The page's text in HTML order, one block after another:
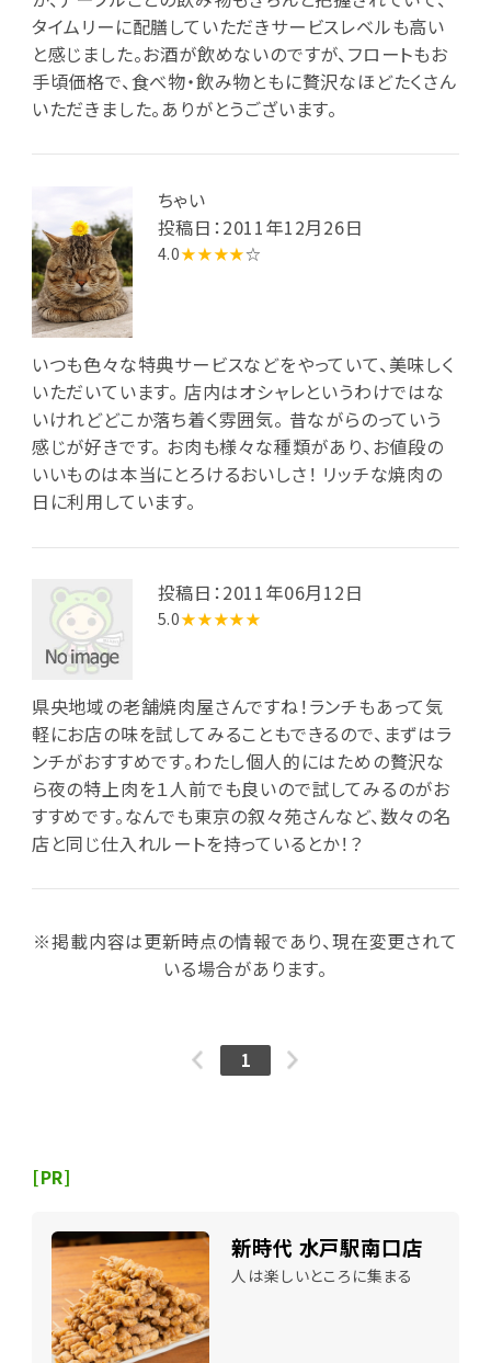
タイムリーに配膳していただきサービスレベルも高い
と感じました。お酒が飲めないのですが、フロートもお
手頃価格で、食べ物・飲み物ともに贅沢なほどたくさん
いただきました。ありがとうございます。
ちゃい
投稿日：2011年12月26日
4.0★★★★☆
いつも色々な特典サービスなどをやっていて、美味しく
いただいています。 店内はオシャレというわけではな
いけれどどこか落ち着く雰囲気。 昔ながらのっていう
感じが好きです。 お肉も様々な種類があり、お値段の
いいものは本当にとろけるおいしさ！ リッチな焼肉の
日に利用しています。
投稿日：2011年06月12日
5.0★★★★★
県央地域の老舗焼肉屋さんですね！ランチもあって気
軽にお店の味を試してみることもできるので、まずはラ
ンチがおすすめです。わたし個人的にはための贅沢な
ら夜の特上肉を１人前でも良いので試してみるのがお
すすめです。なんでも東京の叙々苑さんなど、数々の名
店と同じ仕入れルートを持っているとか！？
※掲載内容は更新時点の情報であり、現在変更されて
いる場合があります。
1
[PR]
新時代 水戸駅南口店
人は楽しいところに集まる